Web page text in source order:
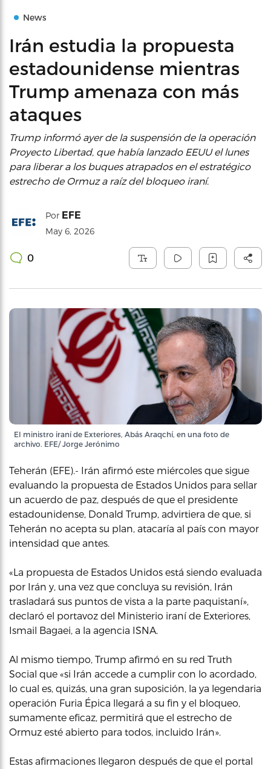
News
Irán estudia la propuesta
estadounidense mientras
Trump amenaza con más
ataques
Trump informó ayer de la suspensión de la operación
Proyecto Libertad, que había lanzado EEUU el lunes
para liberar a los buques atrapados en el estratégico
estrecho de Ormuz a raíz del bloqueo iraní.
Por EFE
May 6, 2026
0
El ministro iraní de Exteriores, Abás Araqchí, en una foto de
archivo. EFE/ Jorge Jerónimo
Teherán (EFE).- Irán afirmó este miércoles que sigue
evaluando la propuesta de Estados Unidos para sellar
un acuerdo de paz, después de que el presidente
estadounidense, Donald Trump, advirtiera de que, si
Teherán no acepta su plan, atacaría al país con mayor
intensidad que antes.
«La propuesta de Estados Unidos está siendo evaluada
por Irán y, una vez que concluya su revisión, Irán
trasladará sus puntos de vista a la parte paquistaní»,
declaró el portavoz del Ministerio iraní de Exteriores,
Ismail Bagaei, a la agencia ISNA.
Al mismo tiempo, Trump afirmó en su red Truth
Social que «si Irán accede a cumplir con lo acordado,
lo cual es, quizás, una gran suposición, la ya legendaria
operación Furia Épica llegará a su fin y el bloqueo,
sumamente eficaz, permitirá que el estrecho de
Ormuz esté abierto para todos, incluido Irán».
Estas afirmaciones llegaron después de que el portal